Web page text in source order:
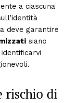
a ciascuna
deve garantire
siano
di